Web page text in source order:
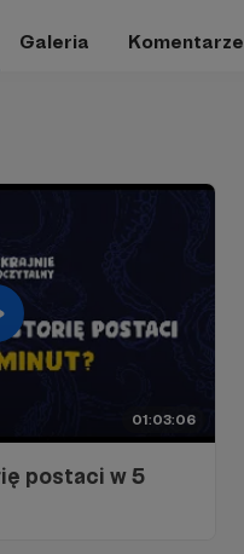
Galeria Komentarze
01:03:06
postaci w 5